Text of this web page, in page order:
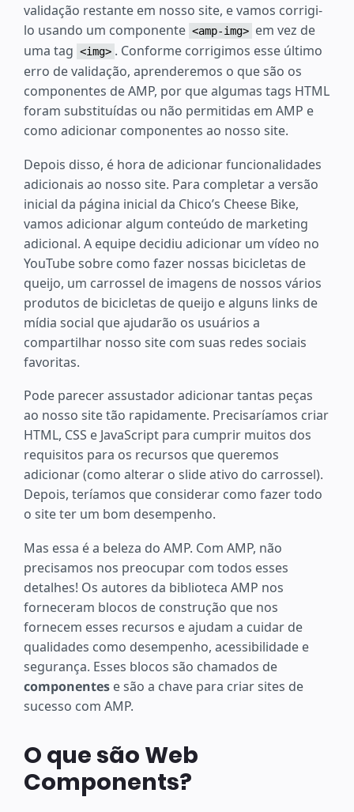
validação restante em nosso site, e vamos corrigi-
lo usando um componente <amp-img> em vez de
uma tag <img> . Conforme corrigimos esse último
erro de validação, aprenderemos o que são os
componentes de AMP, por que algumas tags HTML
foram substituídas ou não permitidas em AMP e
como adicionar componentes ao nosso site.
Depois disso, é hora de adicionar funcionalidades
adicionais ao nosso site. Para completar a versão
inicial da página inicial da Chico’s Cheese Bike,
vamos adicionar algum conteúdo de marketing
adicional. A equipe decidiu adicionar um vídeo no
YouTube sobre como fazer nossas bicicletas de
queijo, um carrossel de imagens de nossos vários
produtos de bicicletas de queijo e alguns links de
mídia social que ajudarão os usuários a
compartilhar nosso site com suas redes sociais
favoritas.
Pode parecer assustador adicionar tantas peças
ao nosso site tão rapidamente. Precisaríamos criar
HTML, CSS e JavaScript para cumprir muitos dos
requisitos para os recursos que queremos
adicionar (como alterar o slide ativo do carrossel).
Depois, teríamos que considerar como fazer todo
o site ter um bom desempenho.
Mas essa é a beleza do AMP. Com AMP, não
precisamos nos preocupar com todos esses
detalhes! Os autores da biblioteca AMP nos
forneceram blocos de construção que nos
fornecem esses recursos e ajudam a cuidar de
qualidades como desempenho, acessibilidade e
segurança. Esses blocos são chamados de
componentes e são a chave para criar sites de
sucesso com AMP.
O que são Web
Components?